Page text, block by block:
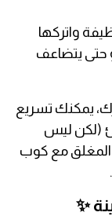
واتركها
حتى يتضاعف
يمكنك تسريع
(لكن ليس
المغلق مع كوب
✨